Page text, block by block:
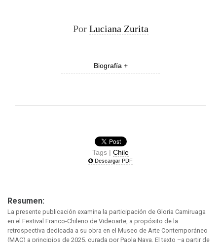
Por Luciana Zurita
Biografía +
Tags | Chile
Descargar PDF
Resumen:
La presente publicación examina la participación de Gloria Camiruaga
en el Festival Franco-Chileno de Videoarte, a propósito de la
retrospectiva dedicada a su obra en el Museo de Arte Contemporáneo
(MAC) a principios de 2025, curada por Paola Nava. El texto –a partir de